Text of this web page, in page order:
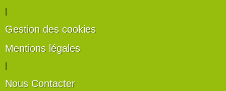
Gestion des cookies
Mentions légales
Nous Contacter